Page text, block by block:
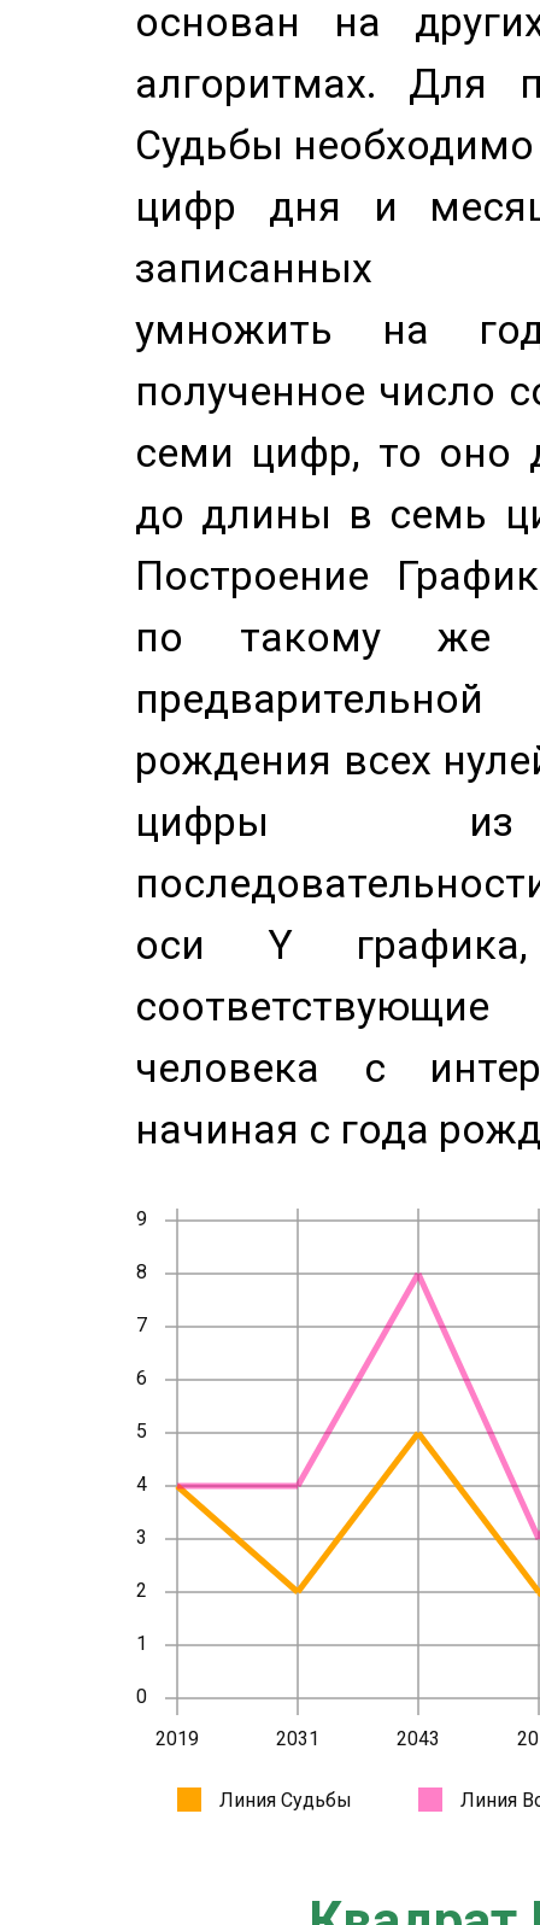
основан на
алгоритмах. Для
Судьбы
цифр дня и
записанных
умножить на
полученное число
семи цифр, то оно
до длины в семь
Построение
по такому же
рождения всех
цифры из
оси Y
человека с
начиная с года